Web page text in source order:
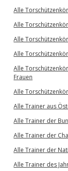
Alle
Alle
Alle
Alle
Alle
Frauen
Alle
Alle Trainer aus
Alle Trainer der
Alle Trainer der
Alle Trainer der
Alle Trainer des